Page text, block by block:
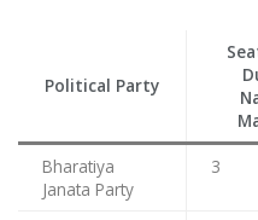
Political Party
Bharatiya
Janata Party
3